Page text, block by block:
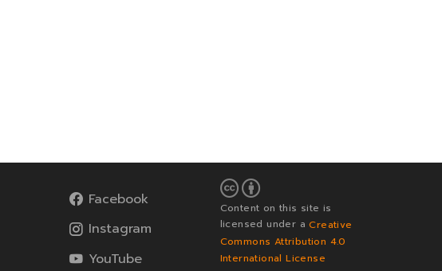
Facebook
Instagram
YouTube
Content on this site is
licensed under aCreative
Commons Attribution 4.0
International License